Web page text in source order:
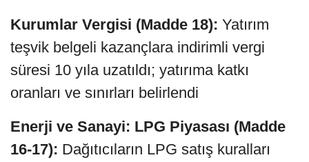
Kurumlar Vergisi (Madde 18): Yatırım
teşvik belgeli kazançlara indirimli vergi
süresi 10 yıla uzatıldı; yatırıma katkı
oranları ve sınırları belirlendi
Enerji ve Sanayi: LPG Piyasası (Madde
16-17): Dağıtıcıların LPG satış kuralları